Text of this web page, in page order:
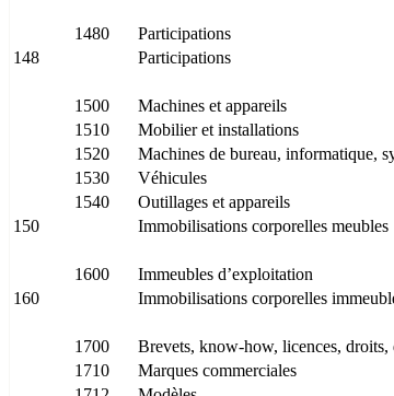
1480 Participations
148
Participations
1500 Machines et appareils
1510
Mobilier et installations
1520
Machines de bureau, informatique,
1530
Véhicules
1540
Outillages et appareils
150
Immobilisations corporelles meubles
1600 Immeubles d’exploitation
160
Immobilisations corporelles
1700 Brevets, know-how, licences, droits,
1710
Marques commerciales